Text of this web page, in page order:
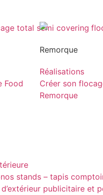
Food
Remorque
Réalisations
Créer son
Remorque
stands – tapis
publicitaire et